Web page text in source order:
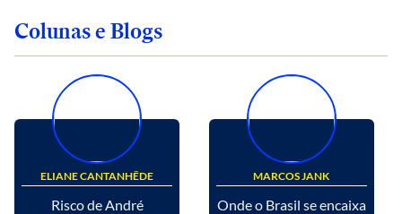
Colunas e Blogs
ELIANE CANTANHÊDE
Risco de André
MARCOS JANK
Onde o Brasil se encaixa